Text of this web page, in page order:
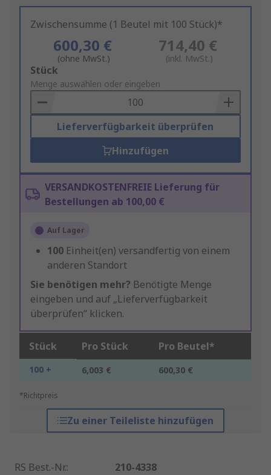
Zwischensumme (1 Beutel mit 100 Stück)*
600,30 €
(ohne MwSt.)
714,40 €
(inkl. MwSt.)
Add
to
Basket
Stück
Menge auswählen oder eingeben
Lieferverfügbarkeit überprüfen
Hinzufügen
VERSANDKOSTENFREIE Lieferung für
Bestellungen ab 100,00 €
Auf Lager
100 Einheit(en) versandfertig von einem
anderen Standort
Sie benötigen mehr? Benötigte Menge
eingeben und auf „Lieferverfügbarkeit
überprüfen“ klicken.
Stück Pro Stück Pro Beutel*
100 + 6,003 € 600,30 €
*Richtpreis
Zu einer Teileliste hinzufügen
RS Best.-Nr.:
210-4338